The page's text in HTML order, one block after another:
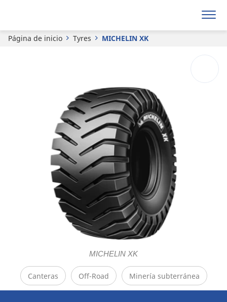
Página de inicio Tyres MICHELIN XK
MICHELIN XK
Canteras Off-Road Minería subterránea